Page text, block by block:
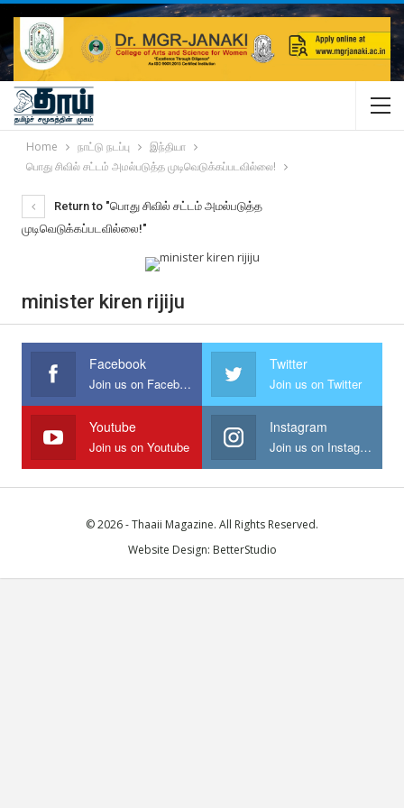
Home நாட்டு நடப்பு
இந்தியா
பொது சிவில் சட்டம் அமல்படுத்த முடிவெடுக்கப்படவில்லை!
Return to "பொது சிவில் சட்டம் அமல்படுத்த
முடிவெடுக்கப்படவில்லை!"
minister kiren rijiju
Facebook
Join us on Facebook
Twitter
Join us on Twitter
Youtube
Join us on Youtube
Instagram
Join us on Instagram
© 2026 - Thaaii Magazine. All Rights Reserved.
Website Design: BetterStudio